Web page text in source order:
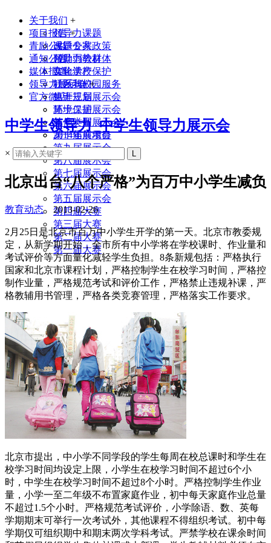
关于我们 +
领导力课题
课题专家
领导力教材
实验学校
联系我们
项目报告 +
改进公共政策
帮助弱势群体
文化遗产保护
社区与校园服务
生涯规划
环境保护
其他类型
2014年前项目
青励公益
通知公告
媒体报道
领导力展示会 +
第十三届展示会
第十二届展示会
第十一届展示会
第十届展示会
第九届展示会
第八届展示会
第七届展示会
第六届展示会
第五届展示会
第四届大赛
第三届大赛
第二届大赛
第一届大赛
官方微店
中学生领导力_中学生领导力展示会
×
北京出台“八个严格”为百万中小学生减负
教育动态2013-02-26
2月25日是北京市百万中小学生开学的第一天。北京市教委规
定，从新学期开始，全市所有中小学将在学校课时、作业量和
考试评价等方面量化减轻学生负担。8条新规包括：严格执行
国家和北京市课程计划，严格控制学生在校学习时间，严格控
制作业量，严格规范考试和评价工作，严格禁止违规补课，严
格教辅用书管理，严格各类竞赛管理，严格落实工作要求。
北京市提出，中小学不同学段的学生每周在校总课时和学生在
校学习时间均设定上限，小学生在校学习时间不超过6个小
时，中学生在校学习时间不超过8个小时。严格控制学生作业
量，小学一至二年级不布置家庭作业，初中每天家庭作业总量
不超过1.5个小时。严格规范考试评价，小学除语、数、英每
学期期末可举行一次考试外，其他课程不得组织考试。初中每
学期仅可组织期中和期末两次学科考试。严禁学校在课余时间